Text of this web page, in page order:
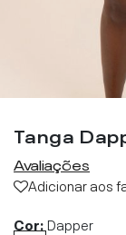
Tanga
Avaliações
Adicionar aos
Cor:Dapper